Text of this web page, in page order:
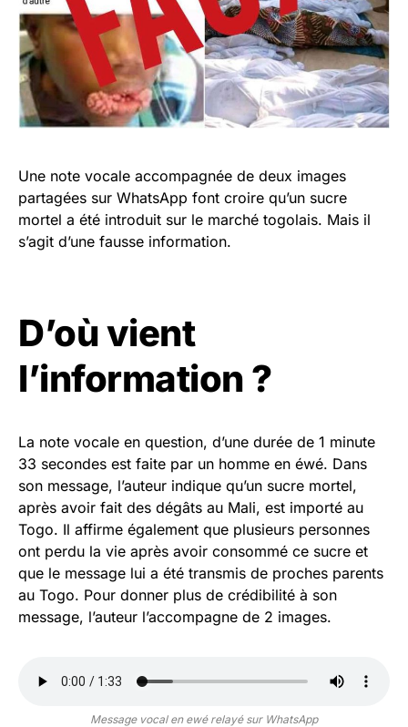
Une note vocale accompagnée de deux images
partagées sur WhatsApp font croire qu’un sucre
mortel a été introduit sur le marché togolais. Mais il
s’agit d’une fausse information.
D’où vient
l’information ?
La note vocale en question, d’une durée de 1 minute
33 secondes est faite par un homme en éwé. Dans
son message, l’auteur indique qu’un sucre mortel,
après avoir fait des dégâts au Mali, est importé au
Togo. Il affirme également que plusieurs personnes
ont perdu la vie après avoir consommé ce sucre et
que le message lui a été transmis de proches parents
au Togo. Pour donner plus de crédibilité à son
message, l’auteur l’accompagne de 2 images.
Message vocal en ewé relayé sur WhatsApp